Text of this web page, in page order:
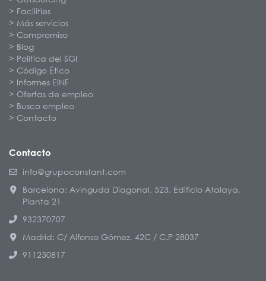
Facilities
Más servicios
Compromiso
Blog
Política del SGI
Código Ético
Informes EINF
Ofertas de empleo
Busco empleo
Contacto
Contacto
info@grupoconstant.com
Barcelona: Avinguda Diagonal, 523, Edificio Atalaya,
Planta 21
932370707
Madrid: C/ Alfonso Gómez, 42C / C.P 28037
911250817